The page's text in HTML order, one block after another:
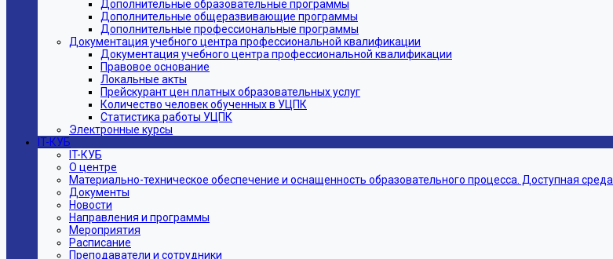
Дополнительные образовательные программы
Дополнительные общеразвивающие программы
Дополнительные профессиональные программы
Документация учебного центра профессиональной квалификации
Документация учебного центра профессиональной квалификации
Правовое основание
Локальные акты
Прейскурант цен платных образовательных услуг
Количество человек обученных в УЦПК
Статистика работы УЦПК
Электронные курсы
IT-КУБ
IT-КУБ
О центре
Материально-техническое обеспечение и оснащенность образовательного процесса. Доступная среда
Документы
Новости
Направления и программы
Мероприятия
Расписание
Преподаватели и сотрудники